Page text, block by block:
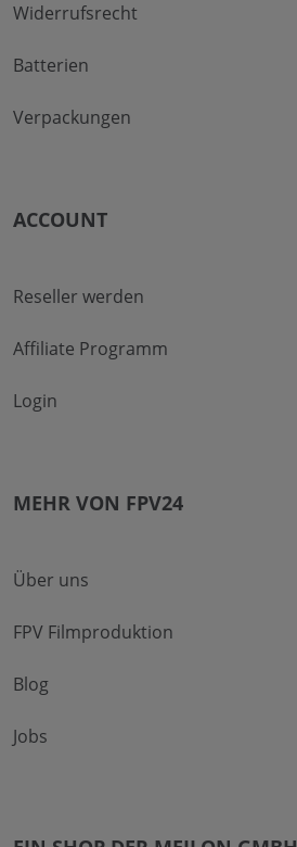
Widerrufsrecht
Batterien
Verpackungen
ACCOUNT
Reseller werden
Affiliate Programm
Login
MEHR VON FPV24
Über uns
FPV Filmproduktion
Blog
Jobs